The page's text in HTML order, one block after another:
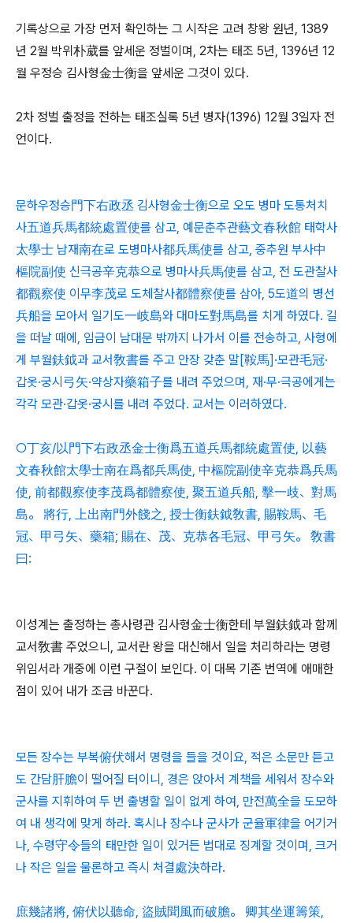
기록상으로 가장 먼저 확인하는 그 시작은 고려 창왕 원년, 1389
년 2월 박위朴葳를 앞세운 정벌이며, 2차는 태조 5년, 1396년 12
월 우정승 김사형金士衡을 앞세운 그것이 있다.
2차 정벌 출정을 전하는 태조실록 5년 병자(1396) 12월 3일자 전
언이다.
문하우정승門下右政丞 김사형金士衡으로 오도 병마 도통처치
사五道兵馬都統處置使를 삼고, 예문춘추관藝文春秋館 태학사
太學士 남재南在로 도병마사都兵馬使를 삼고, 중추원 부사中
樞院副使 신극공辛克恭으로 병마사兵馬使를 삼고, 전 도관찰사
都觀察使 이무李茂로 도체찰사都體察使를 삼아, 5도道의 병선
兵船을 모아서 일기도一岐島와 대마도對馬島를 치게 하였다. 길
을 떠날 때에, 임금이 남대문 밖까지 나가서 이를 전송하고, 사형에
게 부월鈇鉞과 교서敎書를 주고 안장 갖춘 말[鞍馬]·모관毛冠·
갑옷·궁시弓矢·약상자藥箱子를 내려 주었으며, 재·무·극공에게는
각각 모관·갑옷·궁시를 내려 주었다. 교서는 이러하였다.
○丁亥/以門下右政丞金士衡爲五道兵馬都統處置使, 以藝
文春秋館太學士南在爲都兵馬使, 中樞院副使辛克恭爲兵馬
使, 前都觀察使李茂爲都體察使, 聚五道兵船, 擊一歧、對馬
島。 將行, 上出南門外餞之, 授士衡鈇鉞敎書, 賜鞍馬、毛
冠、甲弓矢、藥箱; 賜在、茂、克恭各毛冠、甲弓矢。 敎書
曰:
이성계는 출정하는 총사령관 김사형金士衡한테 부월鈇鉞과 함께
교서敎書 주었으니, 교서란 왕을 대신해서 일을 처리하라는 명령
위임서라 개중에 이런 구절이 보인다. 이 대목 기존 번역에 애매한
점이 있어 내가 조금 바꾼다.
모든 장수는 부복俯伏해서 명령을 들을 것이요, 적은 소문만 듣고
도 간담肝膽이 떨어질 터이니, 경은 앉아서 계책을 세워서 장수와
군사를 지휘하여 두 번 출병할 일이 없게 하여, 만전萬全을 도모하
여 내 생각에 맞게 하라. 혹시나 장수나 군사가 군율軍律을 어기거
나, 수령守令들의 태만한 일이 있거든 법대로 징계할 것이며, 크거
나 작은 일을 물론하고 즉시 처결處決하라.
庶幾諸將, 俯伏以聽命, 盜賊聞風而破膽。 卿其坐運籌策,